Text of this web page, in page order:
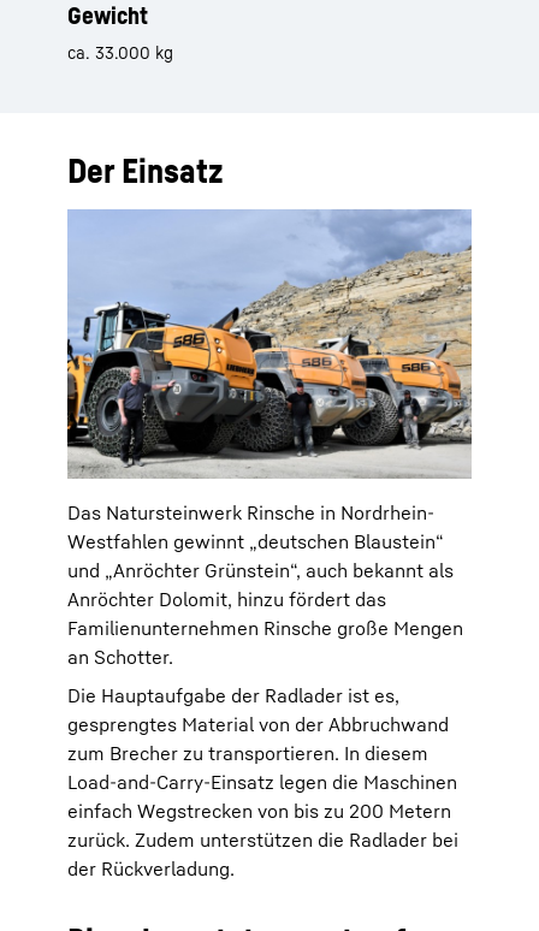
Gewicht
ca. 33.000 kg
Der Einsatz
Das Natursteinwerk Rinsche in Nordrhein-
Westfahlen gewinnt „deutschen Blaustein“
und „Anröchter Grünstein“, auch bekannt als
Anröchter Dolomit, hinzu fördert das
Familienunternehmen Rinsche große Mengen
an Schotter.
Die Hauptaufgabe der Radlader ist es,
gesprengtes Material von der Abbruchwand
zum Brecher zu transportieren. In diesem
Load-and-Carry-Einsatz legen die Maschinen
einfach Wegstrecken von bis zu 200 Metern
zurück. Zudem unterstützen die Radlader bei
der Rückverladung.